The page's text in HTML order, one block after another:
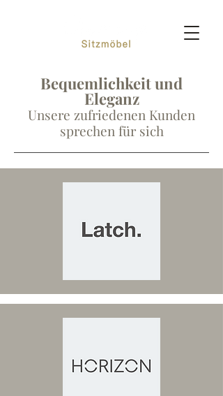
Bequemlichkeit und
Eleganz
Unsere zufriedenen Kunden
sprechen für sich